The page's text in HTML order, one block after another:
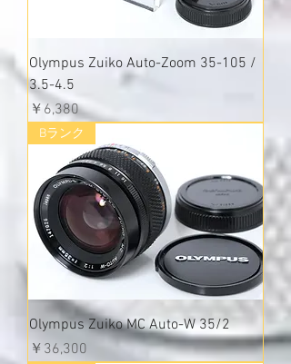
Olympus Zuiko Auto-Zoom 35-105 /
3.5-4.5
価格
￥6,380
Bランク
Olympus Zuiko MC Auto-W 35/2
価格
￥36,300